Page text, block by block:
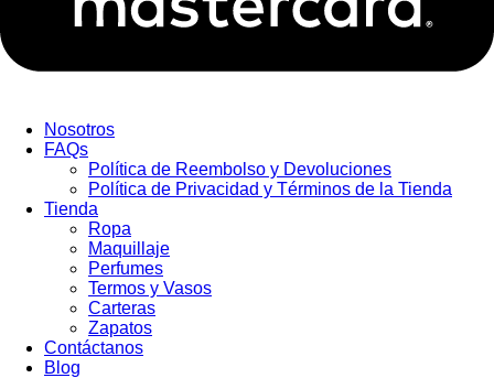
Nosotros
FAQs
Política de Reembolso y Devoluciones
Política de Privacidad y Términos de la Tienda
Tienda
Ropa
Maquillaje
Perfumes
Termos y Vasos
Carteras
Zapatos
Contáctanos
Blog